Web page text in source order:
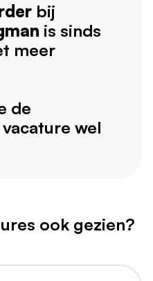
bij
is sinds
meer
de
wel
ook gezien?